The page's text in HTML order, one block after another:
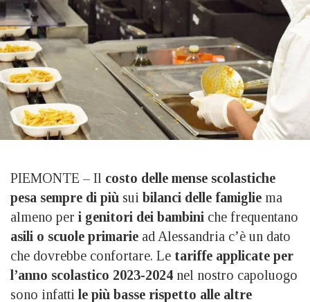
PIEMONTE – Il costo delle mense scolastiche
pesa sempre di più sui bilanci delle famiglie ma
almeno per i genitori dei bambini che frequentano
asili o scuole primarie ad Alessandria c’è un dato
che dovrebbe confortare. Le tariffe applicate per
l’anno scolastico 2023-2024 nel nostro capoluogo
sono infatti le più basse rispetto alle altre